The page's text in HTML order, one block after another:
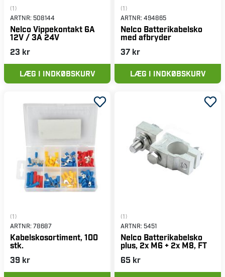
(1)
ARTNR: 508144
Nelco Vippekontakt 6A
12V / 3A 24V
23 kr
LÆG I INDKØBSKURV
(1)
ARTNR: 494865
Nelco Batterikabelsko
med afbryder
37 kr
LÆG I INDKØBSKURV
(1)
ARTNR: 78687
Kabelskosortiment, 100
stk.
39 kr
(1)
ARTNR: 5451
Nelco Batterikabelsko
plus, 2x M6 + 2x M8, FT
65 kr